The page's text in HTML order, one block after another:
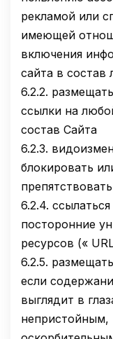
рекламой или
имеющей
включения
сайта в состав
6.2.2.
ссылки на
состав Сайта
6.2.3.
блокировать
6.2.4.
посторонние
ресурсов («
6.2.5.
если
выглядит в
непристойным,